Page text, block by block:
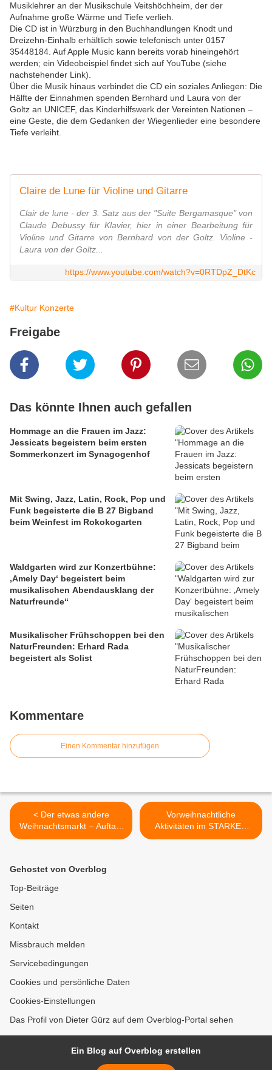
Musiklehrer an der Musikschule Veitshöchheim, der der
Aufnahme große Wärme und Tiefe verlieh.
Die CD ist in Würzburg in den Buchhandlungen Knodt und
Dreizehn-Einhalb erhältlich sowie telefonisch unter 0157
35448184. Auf Apple Music kann bereits vorab hineingehört
werden; ein Videobeispiel findet sich auf YouTube (siehe
nachstehender Link).
Über die Musik hinaus verbindet die CD ein soziales Anliegen: Die
Hälfte der Einnahmen spenden Bernhard und Laura von der
Goltz an UNICEF, das Kinderhilfswerk der Vereinten Nationen –
eine Geste, die dem Gedanken der Wiegenlieder eine besondere
Tiefe verleiht.
Claire de Lune für Violine und Gitarre
Clair de lune - der 3. Satz aus der "Suite Bergamasque" von
Claude Debussy für Klavier, hier in einer Bearbeitung für
Violine und Gitarre von Bernhard von der Goltz. Violine -
Laura von der Goltz...
https://www.youtube.com/watch?v=0RTDpZ_DtKc
#Kultur Konzerte
Freigabe
Das könnte Ihnen auch gefallen
Hommage an die Frauen im Jazz:
Jessicats begeistern beim ersten
Sommerkonzert im Synagogenhof
Mit Swing, Jazz, Latin, Rock, Pop und
Funk begeisterte die B 27 Bigband
beim Weinfest im Rokokogarten
Waldgarten wird zur Konzertbühne:
‚Amely Day‘ begeistert beim
musikalischen Abendausklang der
Naturfreunde“
Musikalischer Frühschoppen bei den
NaturFreunden: Erhard Rada
begeistert als Solist
Kommentare
Einen Kommentar hinzufügen
< Der etwas andere
Weihnachtsmarkt – Auftakt
mit Party, Kunst, Kulinarik
Vorweihnachtliche
Aktivitäten im STARKEN
KINDERHAUS >
Gehostet von Overblog
Top-Beiträge
Seiten
Kontakt
Missbrauch melden
Servicebedingungen
Cookies und persönliche Daten
Cookies-Einstellungen
Das Profil von Dieter Gürz auf dem Overblog-Portal sehen
Ein Blog auf Overblog erstellen